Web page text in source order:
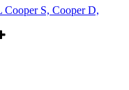
S, Cooper D,